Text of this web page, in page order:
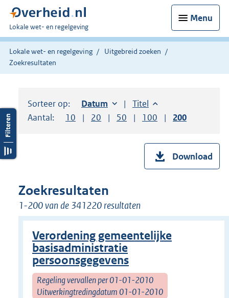
Menu
U
bent
hier:
Lokale wet- en regelgeving
Lokale wet- en regelgeving
Uitgebreid zoeken
Zoekresultaten
Sorteer op: Sorteer op:
Datum oplopendSorteer op:
Titel oplopend
Aantal:
Toon
10 resultaten per pagina
Toon
20 resultaten per pagina
Toon
50 resultaten per pagina
Toon
100 resultaten per
Toon
200
Download
Zoekresultaten
1-200 van de 341220 resultaten
Verordening gemeentelijke
basisadministratie
persoonsgegevens
Regeling vervallen per 01-01-2010
Uitwerkingtredingdatum 01-01-2010